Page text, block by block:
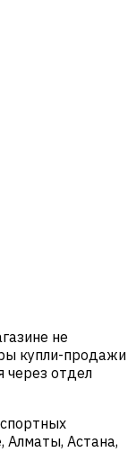
не
купли-продажи
через отдел
Алматы, Астана,